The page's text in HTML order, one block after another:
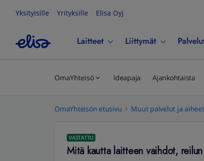
Yksityisille Yrityksille Elisa Oyj
Laitteet Liittymät
OmaYhteisö Ideapaja Ajankohtaista
OmaYhteisön etusivu Muut palvelut ja aiheet
VASTATTU
Mitä kautta laitteen vaihdot,